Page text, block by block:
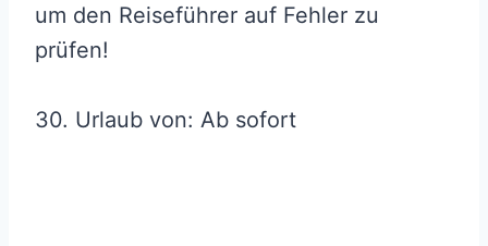
um den Reiseführer auf Fehler zu
prüfen!
30. Urlaub von: Ab sofort